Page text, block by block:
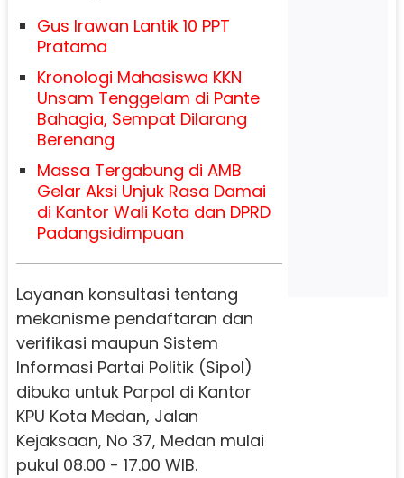
Gus Irawan Lantik 10 PPT
Pratama
Kronologi Mahasiswa KKN
Unsam Tenggelam di Pante
Bahagia, Sempat Dilarang
Berenang
Massa Tergabung di AMB
Gelar Aksi Unjuk Rasa Damai
di Kantor Wali Kota dan DPRD
Padangsidimpuan
Layanan konsultasi tentang
mekanisme pendaftaran dan
verifikasi maupun Sistem
Informasi Partai Politik (Sipol)
dibuka untuk Parpol di Kantor
KPU Kota Medan, Jalan
Kejaksaan, No 37, Medan mulai
pukul 08.00 - 17.00 WIB.